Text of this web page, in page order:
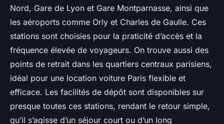
Nord, Gare de Lyon et Gare Montparnasse, ainsi que
les aéroports comme Orly et Charles de Gaulle. Ces
stations sont choisies pour la praticité d’accès et la
fréquence élevée de voyageurs. On trouve aussi des
points de retrait dans les quartiers centraux parisiens,
idéal pour une location voiture Paris flexible et
efficace. Les facilités de dépôt sont disponibles sur
presque toutes ces stations, rendant le retour simple,
qu’il s’agisse d’un séjour court ou d’un long